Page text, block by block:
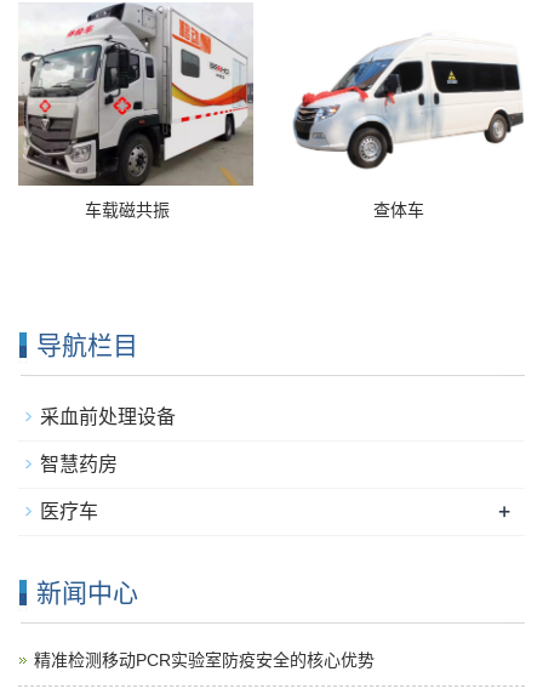
车载磁共振 查体车
导航栏目
采血前处理设备
智慧药房
医疗车 +
新闻中心
精准检测移动PCR实验室防疫安全的核心优势